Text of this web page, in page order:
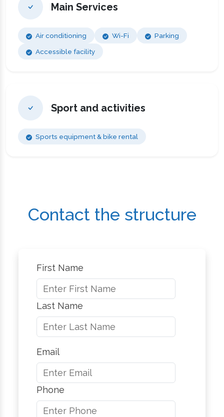
Main Services
Air conditioning Wi-Fi
Parking
Accessible facility
Sport and activities
Sports equipment & bike rental
Contact the structure
First Name
Last Name
Email
Phone